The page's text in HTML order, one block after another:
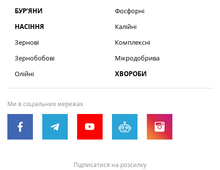
БУР’ЯНИ
НАСІННЯ
Зернові
Зернобобові
Олійні
Фосфорні
Калійні
Комплексні
Мікродобрива
ХВОРОБИ
Ми в соціальних мережах
Підписатися на розсилку